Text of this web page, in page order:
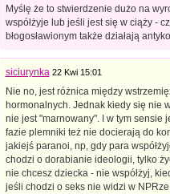
Myślę że to stwierdzenie dużo na
współżyje lub jeśli jest się w ciąży -
błogosławionym także działają
siciurynka 22 Kwi 15:01
Nie no, jest różnica między
hormonalnych. Jednak kiedy się nie
nie jest "marnowany". I w tym sensie
fazie plemniki też nie docierają do
jakiejś paranoi, np, gdy para
chodzi o dorabianie ideologii, tylko
nie chcesz dziecka - nie współżyj,
jeśli chodzi o seks nie widzi w